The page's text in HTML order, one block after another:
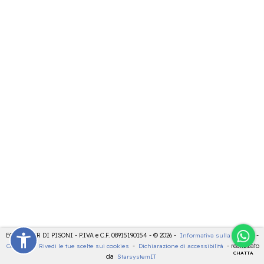
CHATTA
ECOCENTER DI PISONI - P.IVA e C.F. 08915190154 - © 2026 - Informativa sulla privacy
-
Cookies
- Rivedi le tue scelte sui cookies - Dichiarazione di accessibilità - realizzato
da
StarsystemIT